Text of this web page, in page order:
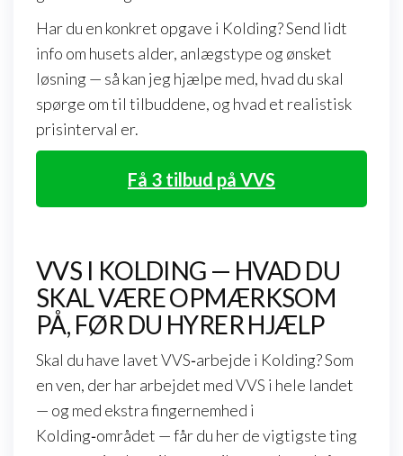
Har du en konkret opgave i Kolding? Send lidt
info om husets alder, anlægstype og ønsket
løsning — så kan jeg hjælpe med, hvad du skal
spørge om til tilbuddene, og hvad et realistisk
prisinterval er.
Få 3 tilbud på VVS
VVS I KOLDING — HVAD DU
SKAL VÆRE OPMÆRKSOM
PÅ, FØR DU HYRER HJÆLP
Skal du have lavet VVS‑arbejde i Kolding? Som
en ven, der har arbejdet med VVS i hele landet
— og med ekstra fingernemhed i
Kolding‑området — får du her de vigtigste ting